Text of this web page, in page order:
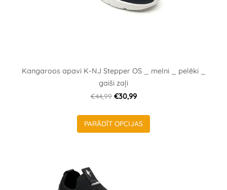
Kangaroos apavi K-NJ Stepper OS _ melni _ pelēki _
gaiši zaļi
€44,99 €30,99
PARĀDĪT OPCIJAS